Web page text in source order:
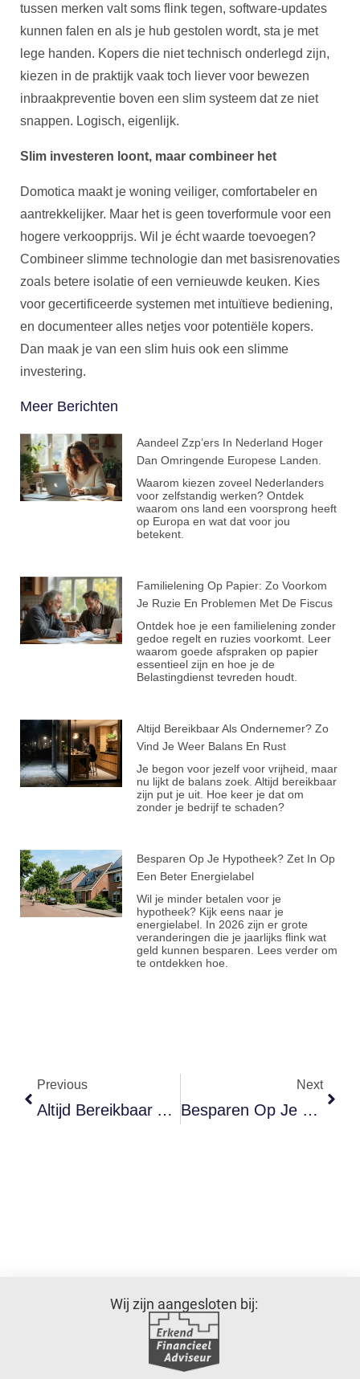
tussen merken valt soms flink tegen, software-updates
kunnen falen en als je hub gestolen wordt, sta je met
lege handen. Kopers die niet technisch onderlegd zijn,
kiezen in de praktijk vaak toch liever voor bewezen
inbraakpreventie boven een slim systeem dat ze niet
snappen. Logisch, eigenlijk.
Slim investeren loont, maar combineer het
Domotica maakt je woning veiliger, comfortabeler en
aantrekkelijker. Maar het is geen toverformule voor een
hogere verkoopprijs. Wil je écht waarde toevoegen?
Combineer slimme technologie dan met basisrenovaties
zoals betere isolatie of een vernieuwde keuken. Kies
voor gecertificeerde systemen met intuïtieve bediening,
en documenteer alles netjes voor potentiële kopers.
Dan maak je van een slim huis ook een slimme
investering.
Meer Berichten
Aandeel Zzp’ers In Nederland Hoger
Dan Omringende Europese Landen.
Waarom kiezen zoveel Nederlanders
voor zelfstandig werken? Ontdek
waarom ons land een voorsprong heeft
op Europa en wat dat voor jou
betekent.
Familielening Op Papier: Zo Voorkom
Je Ruzie En Problemen Met De Fiscus
Ontdek hoe je een familielening zonder
gedoe regelt en ruzies voorkomt. Leer
waarom goede afspraken op papier
essentieel zijn en hoe je de
Belastingdienst tevreden houdt.
Altijd Bereikbaar Als Ondernemer? Zo
Vind Je Weer Balans En Rust
Je begon voor jezelf voor vrijheid, maar
nu lijkt de balans zoek. Altijd bereikbaar
zijn put je uit. Hoe keer je dat om
zonder je bedrijf te schaden?
Besparen Op Je Hypotheek? Zet In Op
Een Beter Energielabel
Wil je minder betalen voor je
hypotheek? Kijk eens naar je
energielabel. In 2026 zijn er grote
veranderingen die je jaarlijks flink wat
geld kunnen besparen. Lees verder om
te ontdekken hoe.
Previous
Altijd Bereikbaar Als Ondernemer? Zo Vind Je Weer Balans En Rust
Next
Besparen Op Je Hypotheek? Zet In Op Een Beter Energielabel
Wij zijn aangesloten bij: